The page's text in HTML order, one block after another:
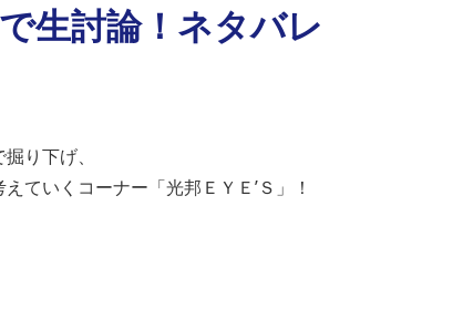
生討論！ネタバレ
り下げ、
ていくコーナー「光邦ＥＹＥ’Ｓ」！